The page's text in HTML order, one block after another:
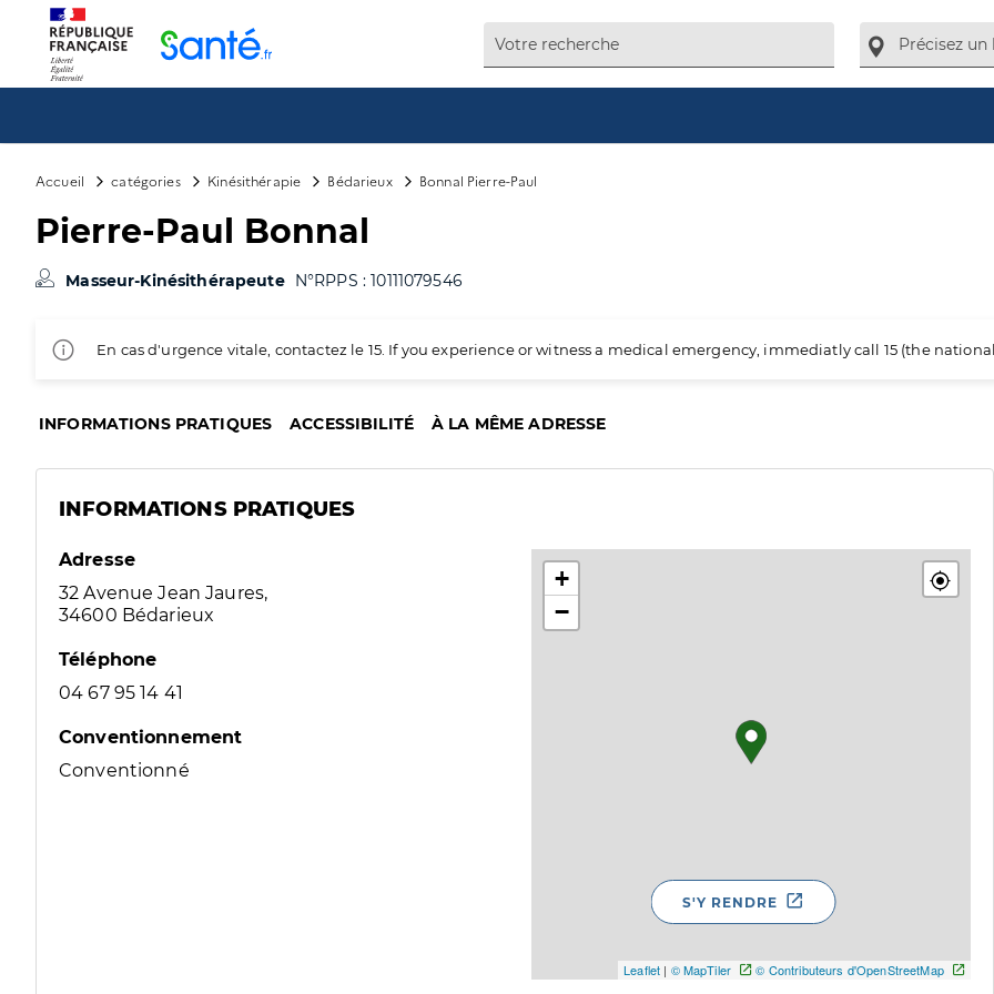
Accueil catégories Kinésithérapie Bédarieux Bonnal Pierre-Paul
Pierre-Paul Bonnal
Masseur-Kinésithérapeute N°RPPS : 10111079546
En cas d'urgence vitale, contactez le 15. If you experience or witness a medical emergency, immediatly call 15 (the
INFORMATIONS PRATIQUES ACCESSIBILITÉ À LA MÊME ADRESSE
INFORMATIONS PRATIQUES
Adresse
32 Avenue Jean Jaures,
34600 Bédarieux
Téléphone
04 67 95 14 41
Conventionnement
Conventionné
+
−
Leaflet | © MapTiler © Contributeurs d'OpenStreetMap
S'Y RENDRE
Panneau de gestion des cookies